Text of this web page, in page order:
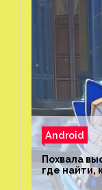
Android
Похвала
где найти,
скрытые